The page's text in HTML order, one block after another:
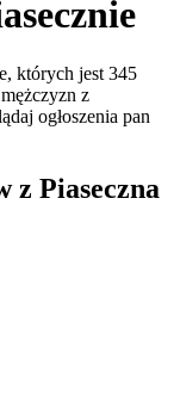
których jest 345
z
ogłoszenia pan
z Piaseczna